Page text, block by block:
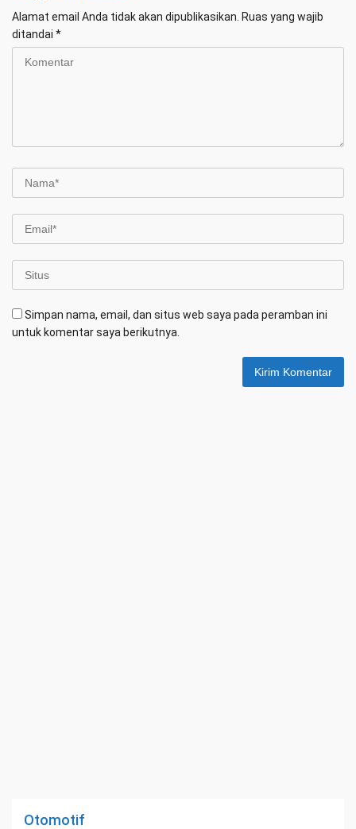
Alamat email Anda tidak akan dipublikasikan. Ruas yang wajib
ditandai *
Simpan nama, email, dan situs web saya pada peramban ini
untuk komentar saya berikutnya.
Otomotif